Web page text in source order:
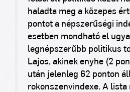
haladta meg a közepes
pontot a népszerűségi
esetben mondható el
legnépszerűbb politikus
Lajos, akinek enyhe (2
után jelenleg 62 ponton
rokonszenvindexe. A lista